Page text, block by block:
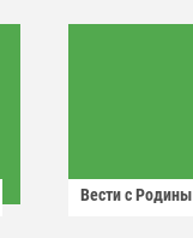
Вести с Родины